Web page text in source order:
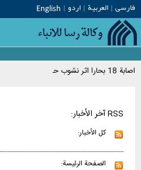
فارسی العربیة اردو English
اصابة 18 بحارا اثر نشوب حريق كبير في سفينة تابعة للبحرية الأميركية في سان دييغو
RSS آخر الأخبار:
كل الأخبار:
الصفحة الرئيسة: